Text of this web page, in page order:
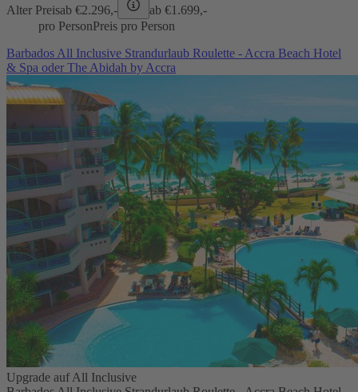
Alter Preisab €2.296,- ab €1.699,-
pro PersonPreis pro Person
Barbados All Inclusive Strandurlaub Roulette - Accra Beach Hotel
& Spa oder The Abidah by Accra
Upgrade auf All Inclusive